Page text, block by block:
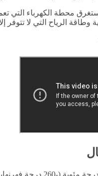
محطة الكهرباء التي
وطاقة الرياح التي لا